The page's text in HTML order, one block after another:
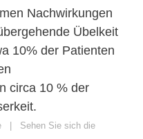
Nachwirkungen
Übelkeit
10% der Patienten
circa 10 % der
| Sehen Sie sich die